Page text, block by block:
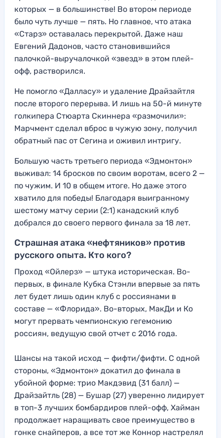
которых — в большинстве! Во втором периоде
было чуть лучше — пять. Но главное, что атака
«Старз» оставалась перекрытой. Даже наш
Евгений Дадонов, часто становившийся
палочкой-выручалочкой «звезд» в этом плей-
офф, растворился.
Не помогло «Далласу» и удаление Драйзайтля
после второго перерыва. И лишь на 50-й минуте
голкипера Стюарта Скиннера «размочили»:
Марчмент сделал вброс в чужую зону, получил
обратный пас от Сегина и оживил интригу.
Большую часть третьего периода «Эдмонтон»
выживал: 14 бросков по своим воротам, всего 2 —
по чужим. И 10 в общем итоге. Но даже этого
хватило для победы! Благодаря выигранному
шестому матчу серии (2:1) канадский клуб
добрался до своего первого финала за 18 лет.
Страшная атака «нефтяников» против
русского опыта. Кто кого?
Проход «Ойлерз» — штука историческая. Во-
первых, в финале Кубка Стэнли впервые за пять
лет будет лишь один клуб с россиянами в
составе — «Флорида». Во-вторых, МакДи и Ко
могут прервать чемпионскую гегемонию
россиян, ведущую свой отчет с 2016 года.
Шансы на такой исход — фифти/фифти. С одной
стороны, «Эдмонтон» докатил до финала в
убойной форме: трио Макдэвид (31 балл) —
Драйзайтль (28) — Бушар (27) уверенно лидирует
в топ-3 лучших бомбардиров плей-офф, Хайман
продолжает наращивать свое преимущество в
гонке снайперов, а все тот же Коннор настрелял